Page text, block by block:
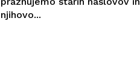
njihovo...